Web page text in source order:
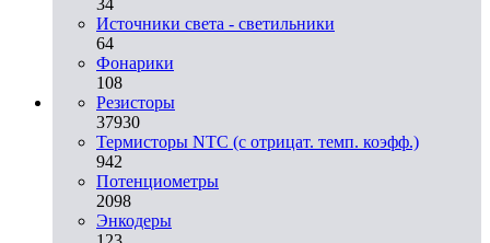
Источники света - светильники
64
Фонарики
108
Резисторы
37930
Термисторы NTC (с отрицат. темп. коэфф.)
942
Потенциометры
2098
Энкодеры